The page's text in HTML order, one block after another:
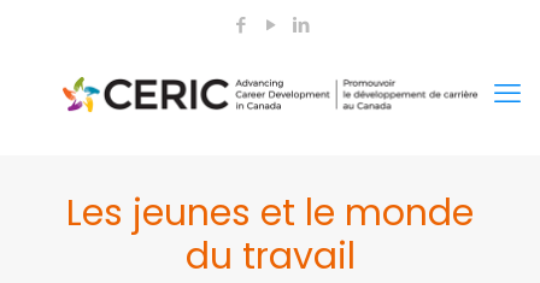
Les jeunes et le monde
du travail